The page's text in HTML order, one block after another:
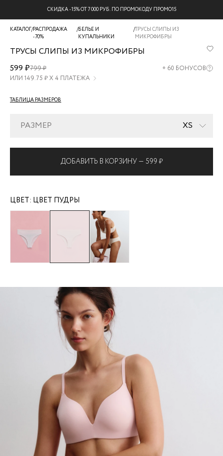
СКИДКА -15% ОТ 7 000 РУБ. ПО ПРОМОКОДУ ПРОМО15
КАТАЛОГ/РАСПРОДАЖА
-70%
/БЕЛЬЕ И
КУПАЛЬНИКИ
/ТРУСЫ СЛИПЫ ИЗ
МИКРОФИБРЫ
ТРУСЫ СЛИПЫ ИЗ МИКРОФИБРЫ
SLIP7M26-
92
599 ₽799 ₽ + 60 БОНУСОВ
ИЛИ 149.75 ₽ Х 4 ПЛАТЕЖА
ТАБЛИЦА РАЗМЕРОВ
РАЗМЕР XS
ДОБАВИТЬ В КОРЗИНУ — 599 ₽
ЦВЕТ: ЦВЕТ ПУДРЫ